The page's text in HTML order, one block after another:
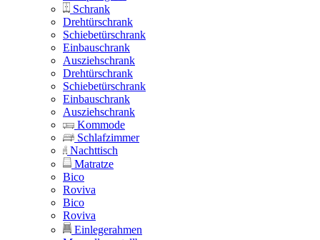
Schrank
Drehtürschrank
Schiebetürschrank
Einbauschrank
Ausziehschrank
Drehtürschrank
Schiebetürschrank
Einbauschrank
Ausziehschrank
Kommode
Schlafzimmer
Nachttisch
Matratze
Bico
Roviva
Bico
Roviva
Einlegerahmen